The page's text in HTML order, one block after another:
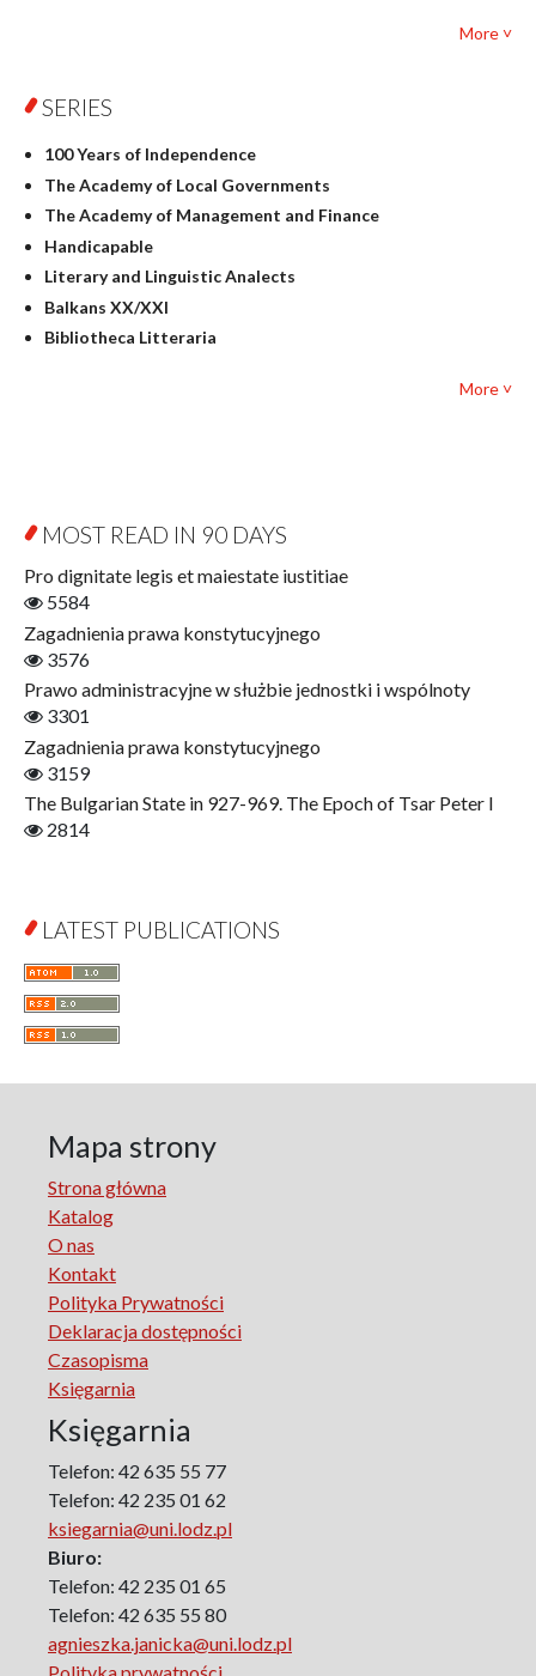
Geography
Linguistics
Judaica
Culture and art
Literary Studies
Mathematics
Pedagogy
Textbooks for foreigners
Open Access
More ˅
SERIES
100 Years of Independence
The Academy of Local Governments
The Academy of Management and Finance
Handicapable
Literary and Linguistic Analects
Balkans XX/XXI
Bibliotheca Litteraria
Film! Scholars
Finance
Gerontology
Literary Interpretations
Jerzy Giedroyc and Witnesses of History
Winter of Life?
Linguistics
What Is Man?
Communication and Media
A Very Short Introduction
Literary Culture of Lodz
Lodz in the Polish People's Republic. The Polish People's
Republic in Lodz
Manufactura Hispánica Lodziense
Marketing
The monographs of the Section of Disability Sociology of
the Polish Sociological Association
The Art of Learning – The Learning of Art
Neuroscience in Psychology
Faces of Feminism
Faces of war
Biographical Perspectives
Politology
Poland and Central and Eastern Europe in the 20th
Century
Polish Film Culture
Law
The Polish People's Republic. Biographies
Existence and Literature Project
More ˅
MOST READ IN 90 DAYS
Pro dignitate legis et maiestate iustitiae
5584
Zagadnienia prawa konstytucyjnego
3576
Prawo administracyjne w służbie jednostki i wspólnoty
3301
Zagadnienia prawa konstytucyjnego
3159
The Bulgarian State in 927-969. The Epoch of Tsar Peter I
2814
LATEST PUBLICATIONS
Mapa strony
Strona główna
Katalog
O nas
Kontakt
Polityka Prywatności
Deklaracja dostępności
Czasopisma
Księgarnia
Księgarnia
Telefon: 42 635 55 77
Telefon: 42 235 01 62
ksiegarnia@uni.lodz.pl
Biuro:
Telefon: 42 235 01 65
Telefon: 42 635 55 80
agnieszka.janicka@uni.lodz.pl